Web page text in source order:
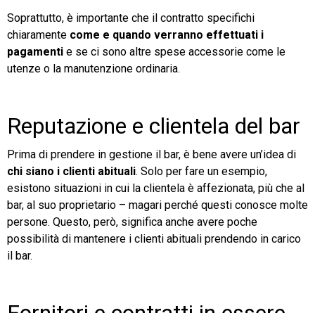
Soprattutto, è importante che il contratto specifichi
chiaramente come e quando verranno effettuati i
pagamenti e se ci sono altre spese accessorie come le
utenze o la manutenzione ordinaria.
Reputazione e clientela del bar
Prima di prendere in gestione il bar, è bene avere un’idea di
chi siano i clienti abituali. Solo per fare un esempio,
esistono situazioni in cui la clientela è affezionata, più che al
bar, al suo proprietario – magari perché questi conosce molte
persone. Questo, però, significa anche avere poche
possibilità di mantenere i clienti abituali prendendo in carico
il bar.